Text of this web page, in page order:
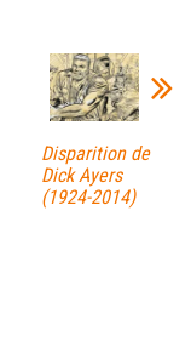
Disparition de
Dick Ayers
(1924-2014)